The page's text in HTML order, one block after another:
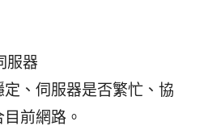
服器
、伺服器是否繁忙、協
前網路。